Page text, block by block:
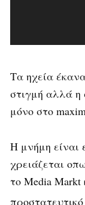
Τα ηχεία
στιγμή αλλά η
μόνο στο
Η μνήμη είναι
χρειάζεται
το Media Markt